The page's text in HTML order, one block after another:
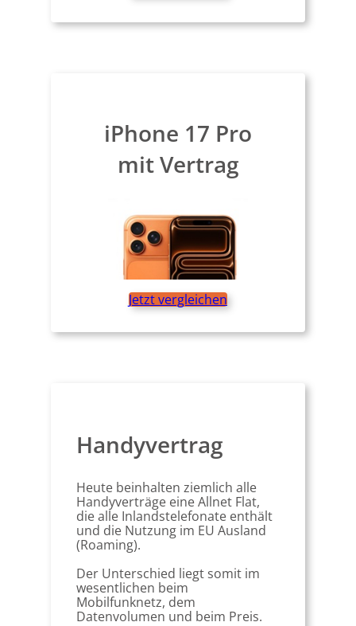
iPhone 17 Pro
mit Vertrag
Jetzt vergleichen
Handyvertrag
Heute beinhalten ziemlich alle
Handyverträge eine Allnet Flat,
die alle Inlandstelefonate enthält
und die Nutzung im EU Ausland
(Roaming).
Der Unterschied liegt somit im
wesentlichen beim
Mobilfunknetz, dem
Datenvolumen und beim Preis.